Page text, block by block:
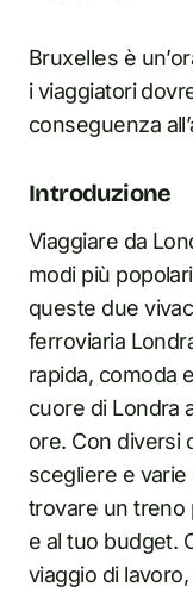
Bruxelles è
i viaggiatori
conseguenza
Introduzione
Viaggiare da
modi più
queste due
ferroviaria
rapida, comoda
cuore di Londra
ore. Con diversi
scegliere e
trovare un treno
e al tuo budget.
viaggio di